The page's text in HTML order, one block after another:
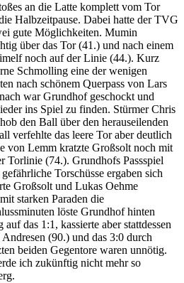
an die Latte komplett vom Tor
Halbzeitpause. Dabei hatte der TVG
gute Möglichkeiten. Mumin
über das Tor (41.) und nach einem
noch auf der Linie (44.). Kurz
Schmolling eine der wenigen
nach schönem Querpass von Lars
war Grundhof geschockt und
ins Spiel zu finden. Stürmer Chris
den Ball über den herauseilenden
verfehlte das leere Tor aber deutlich
von Lemm kratzte Großsolt noch mit
Torlinie (74.). Grundhofs Passspiel
Torschüsse ergaben sich
Großsolt und Lukas Oehme
starken Paraden die
löste Grundhof hinten
das 1:1, kassierte aber stattdessen
(90.) und das 3:0 durch
beiden Gegentore waren unnötig.
ich zukünftig nicht mehr so